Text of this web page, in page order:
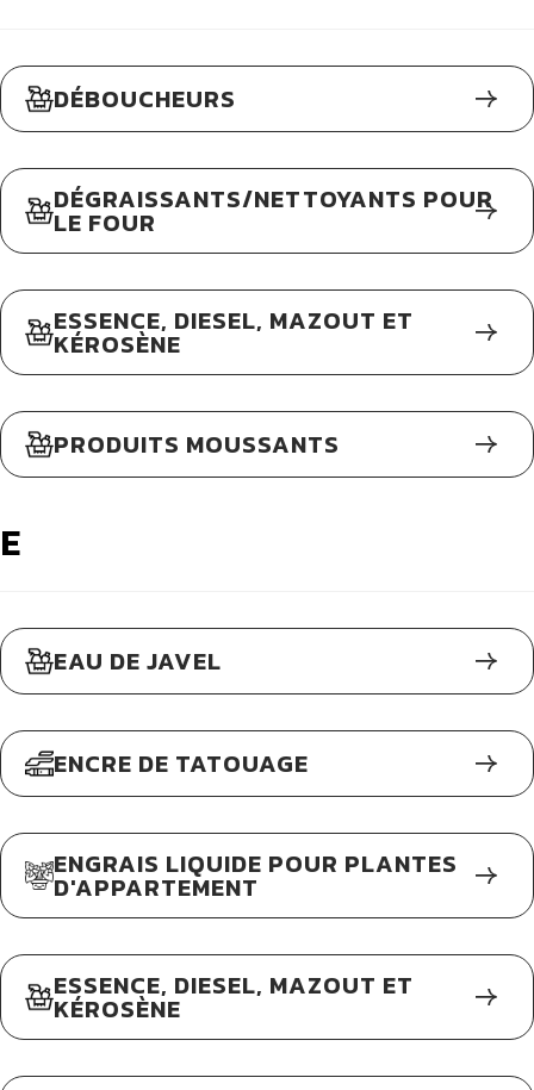
DÉBOUCHEURS
DÉGRAISSANTS/NETTOYANTS POUR
LE FOUR
ESSENCE, DIESEL, MAZOUT ET
KÉROSÈNE
PRODUITS MOUSSANTS
E
EAU DE JAVEL
ENCRE DE TATOUAGE
ENGRAIS LIQUIDE POUR PLANTES
D'APPARTEMENT
ESSENCE, DIESEL, MAZOUT ET
KÉROSÈNE